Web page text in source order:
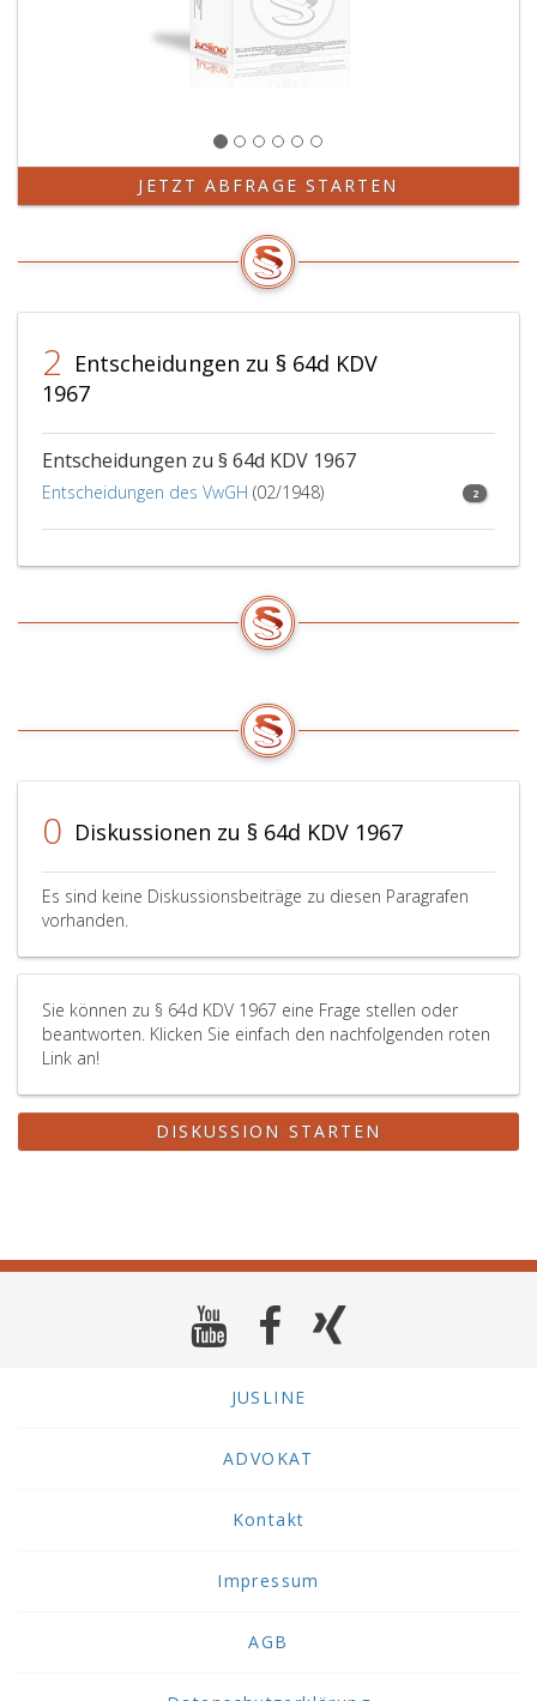
JETZT ABFRAGE STARTEN
2 Entscheidungen zu § 64d KDV
1967
Entscheidungen zu § 64d KDV 1967
Entscheidungen des VwGH (02/1948) 2
0 Diskussionen zu § 64d KDV 1967
Es sind keine Diskussionsbeiträge zu diesen Paragrafen
vorhanden.
Sie können zu § 64d KDV 1967 eine Frage stellen oder
beantworten. Klicken Sie einfach den nachfolgenden roten
Link an!
DISKUSSION STARTEN
JUSLINE
ADVOKAT
Kontakt
Impressum
AGB